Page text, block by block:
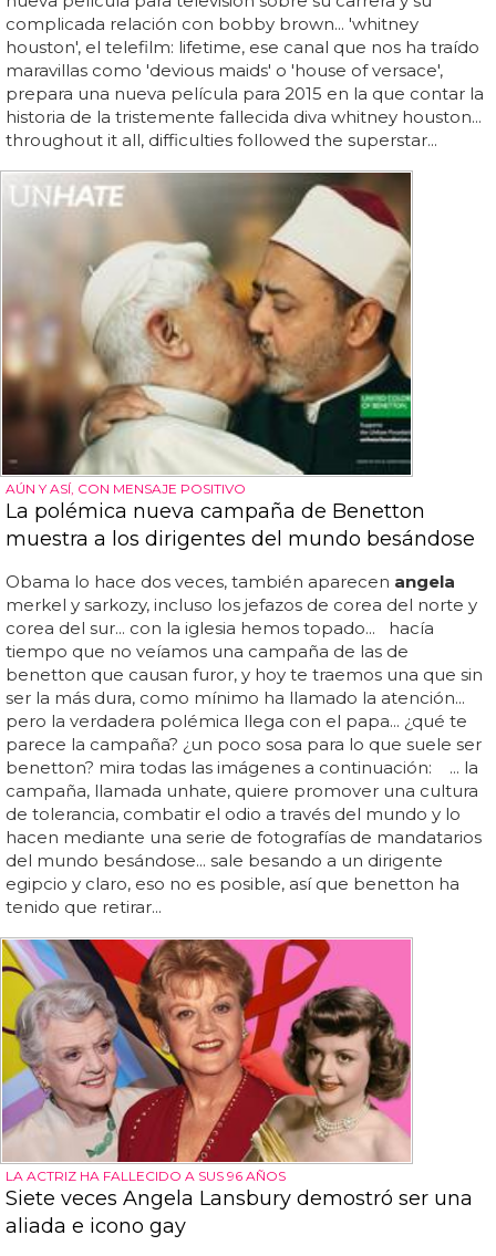
complicada relación con bobby brown... 'whitney
houston', el telefilm: lifetime, ese canal que nos ha traído
maravillas como 'devious maids' o 'house of versace',
prepara una nueva película para 2015 en la que contar la
historia de la tristemente fallecida diva whitney houston...
throughout it all, difficulties followed the superstar...
AÚN Y ASÍ, CON MENSAJE POSITIVO
La polémica nueva campaña de Benetton
muestra a los dirigentes del mundo besándose
Obama lo hace dos veces, también aparecen angela
merkel y sarkozy, incluso los jefazos de corea del norte y
corea del sur... con la iglesia hemos topado... hacía
tiempo que no veíamos una campaña de las de
benetton que causan furor, y hoy te traemos una que sin
ser la más dura, como mínimo ha llamado la atención...
pero la verdadera polémica llega con el papa... ¿qué te
parece la campaña? ¿un poco sosa para lo que suele ser
benetton? mira todas las imágenes a continuación: ... la
campaña, llamada unhate, quiere promover una cultura
de tolerancia, combatir el odio a través del mundo y lo
hacen mediante una serie de fotografías de mandatarios
del mundo besándose... sale besando a un dirigente
egipcio y claro, eso no es posible, así que benetton ha
tenido que retirar...
LA ACTRIZ HA FALLECIDO A SUS 96 AÑOS
Siete veces Angela Lansbury demostró ser una
aliada e icono gay